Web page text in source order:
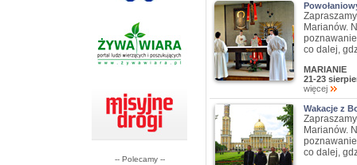
-- Polecamy --
Marianów.
co dalej,
MARIANIE
21-23
więcej
Wakacje z
Marianów.
co dalej,